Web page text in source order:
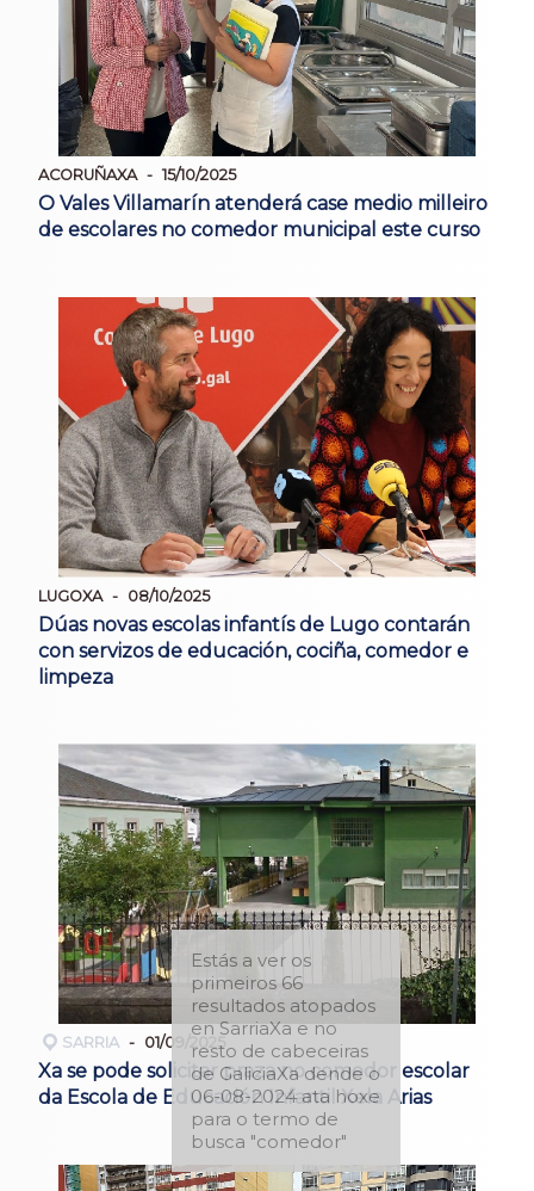
ACORUÑAXA 15/10/2025
O Vales Villamarín atenderá case medio milleiro
de escolares no comedor municipal este curso
LUGOXA 08/10/2025
Dúas novas escolas infantís de Lugo contarán
con servizos de educación, cociña, comedor e
limpeza
SARRIA 01/09/2025
Xa se pode solicitar praza no comedor escolar
da Escola de Educación Infantil Xela Arias
Estás a ver os
primeiros 66
resultados atopados
en SarriaXa e no
resto de cabeceiras
de GaliciaXa dende o
06-08-2024 ata hoxe
para o termo de
busca "comedor"